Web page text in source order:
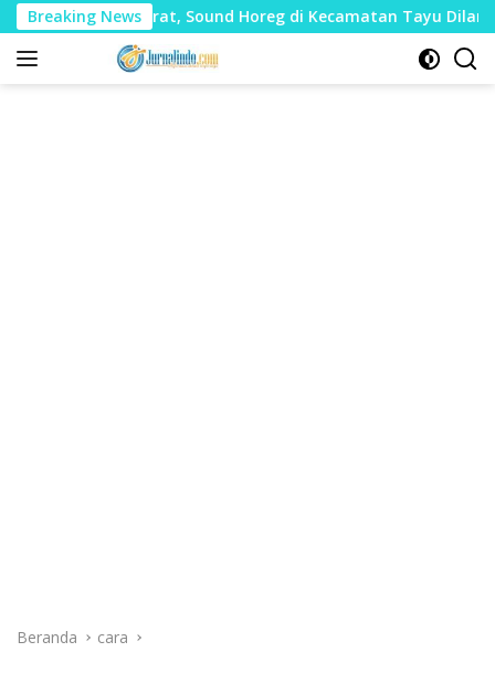
Langsung
ke
konten
Breaking News
Sound Horeg di Kecamatan Tayu Dilarang
Beranda cara